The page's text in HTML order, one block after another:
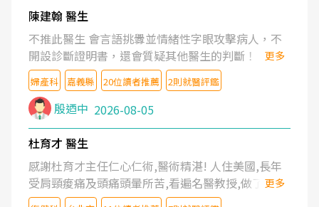
陳建翰 醫生
不推此醫生 會言語挑釁並情緒性字眼攻擊病人，不
開設診斷證明書，還會質疑其他醫生的判斷！
更多
婦產科 嘉義縣 20位讀者推薦 2則就醫評鑑
殷迺中 2026-08-05
杜育才 醫生
感謝杜育才主任仁心仁術,醫術精湛! 人住美國,長年
受肩頸痠痛及頭痛頭暈所苦,看遍名醫教授,做了各種
檢查,也嘗試過西醫打針,中醫針灸及物理徒手治療都
更多